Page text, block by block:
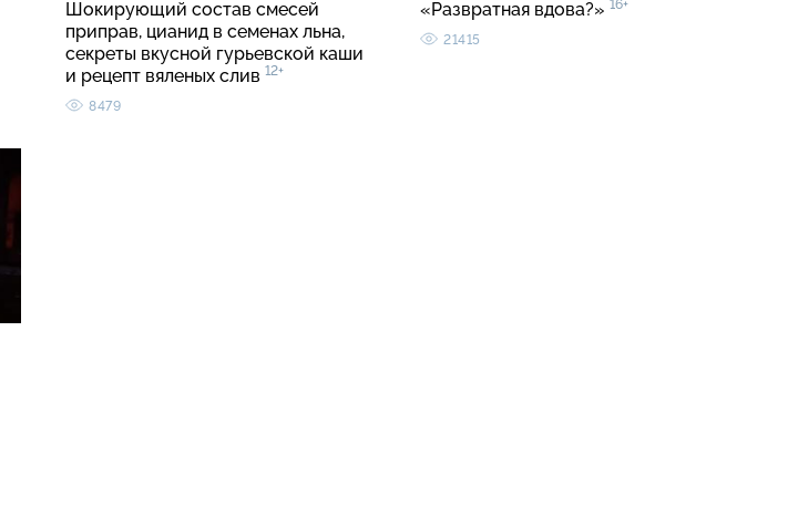
Шокирующий состав смесей
приправ, цианид в семенах льна,
секреты вкусной гурьевской каши
и рецепт вяленых слив 12+
8479
«Развратная вдова?» 16+
21415